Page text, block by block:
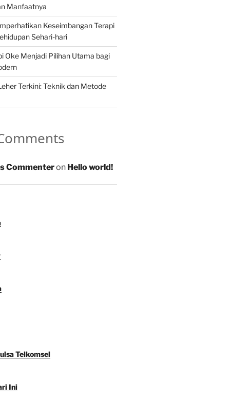
Manfaatnya
Keseimbangan Terapi
Sehari-hari
Oke Menjadi Pilihan Utama bagi
Terkini: Teknik dan Metode
Commenteron Hello world!
Telkomsel
Ini